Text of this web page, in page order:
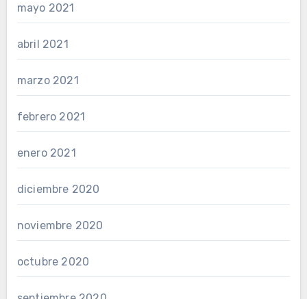
mayo 2021
abril 2021
marzo 2021
febrero 2021
enero 2021
diciembre 2020
noviembre 2020
octubre 2020